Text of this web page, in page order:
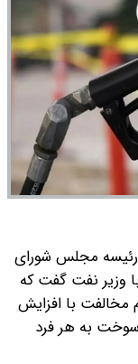
شاخص بورس امروز شنبه ۱۷ مرداد
مجلس شورای
وزیر نفت گفت که
با افزایش
به هر فرد